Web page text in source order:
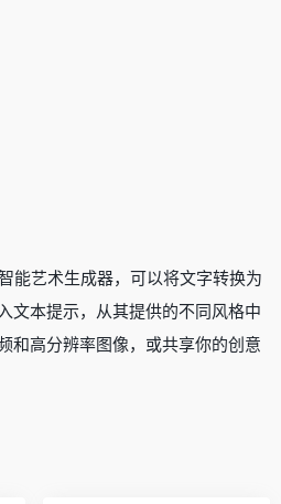
能艺术生成器，可以将文字转换为
文本提示，从其提供的不同风格中
和高分辨率图像，或共享你的创意